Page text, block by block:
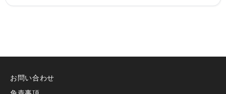
お問い合わせ